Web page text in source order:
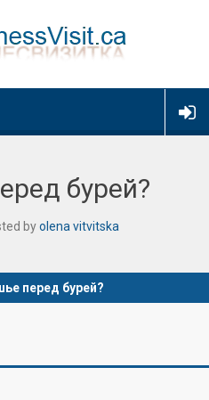
бурей?
byolena vitvitska
перед бурей?